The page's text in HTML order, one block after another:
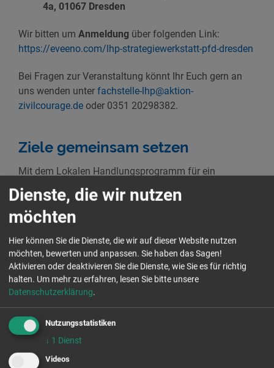
4a, 01067 Dresden
Wir bitten um Anmeldung über folgenden Link:
https://eveeno.com/lhp-strategiewerkstatt-pfd-dresden
Bei Fragen zur Veranstaltung könnt Ihr Euch gern an
uns wenden unter fachstelle-lhp@aktion-
zivilcourage.de oder 0351 20298382.
Ziele gemeinsam setzen
Mit dem Lokalen Handlungsprogramm für ein
vielfältiges und weltoffenes Dresden (LHP) ist die
Landeshauptstadt Dresden auch am Bundesprogramm
„Demokratie leben!“ beteiligt – in Form der lokalen
läuft zum 31.12.2024 regulär aus. Das zuständige
Bundesministerium für Familie, Senioren, Frauen und
Jugend hat die Ausschreibung für die nächste
Förderperiode ab 2025 veröffentlicht:
2025/ .
Wir laden Euch herzlich ein, mit uns gemeinsam auf
Basis dieser Ausschreibung die zukünftige Ausrichtung
Dienste, die wir nutzen
möchten
Hier können Sie die Dienste, die wir auf dieser Website nutzen
möchten, bewerten und anpassen. Sie haben das Sagen!
Aktivieren oder deaktivieren Sie die Dienste, wie Sie es für richtig
halten. Um mehr zu erfahren, lesen Sie bitte unsere
Datenschutzerklärung.
Nutzungsstatistiken
↓ 1 Dienst
Videos